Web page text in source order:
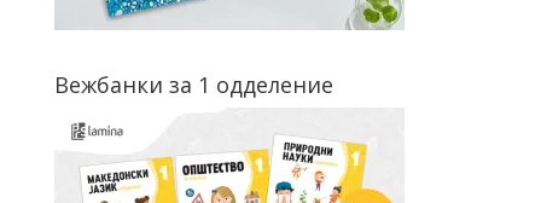
Вежбанки за 1 одделение